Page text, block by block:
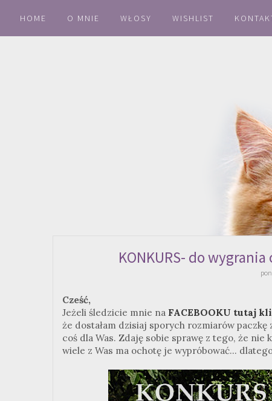
HOME O MNIE WŁOSY WISHLIST
KONKURS- do
Cześć,
Jeżeli śledzicie mnie na FACEBOOKU tutaj
że dostałam dzisiaj sporych rozmiarów
coś dla Was. Zdaję sobie sprawę z tego, że
wiele z Was ma ochotę je wypróbować...